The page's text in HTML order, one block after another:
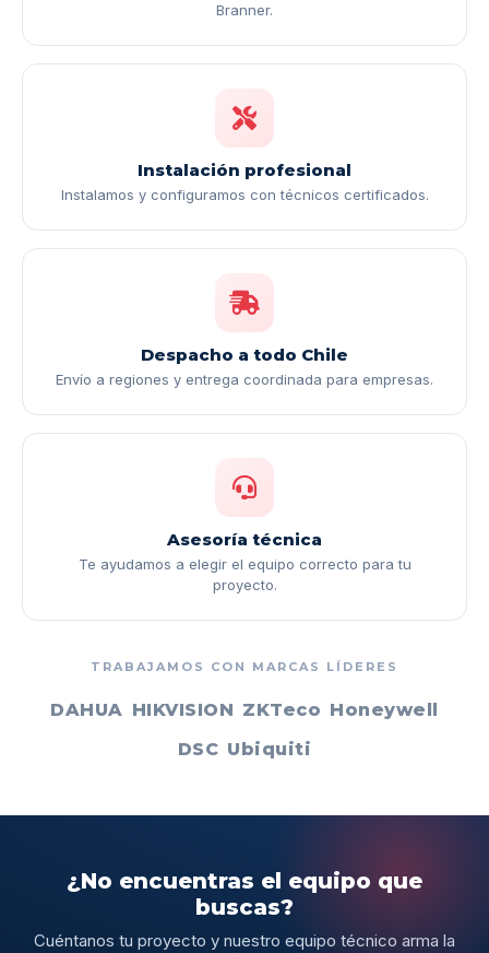
Branner.
Instalación profesional
Instalamos y configuramos con técnicos certificados.
Despacho a todo Chile
Envío a regiones y entrega coordinada para empresas.
Asesoría técnica
Te ayudamos a elegir el equipo correcto para tu
proyecto.
TRABAJAMOS CON MARCAS LÍDERES
DAHUA HIKVISION ZKTeco Honeywell
DSC Ubiquiti
¿No encuentras el equipo que
buscas?
Cuéntanos tu proyecto y nuestro equipo técnico arma la